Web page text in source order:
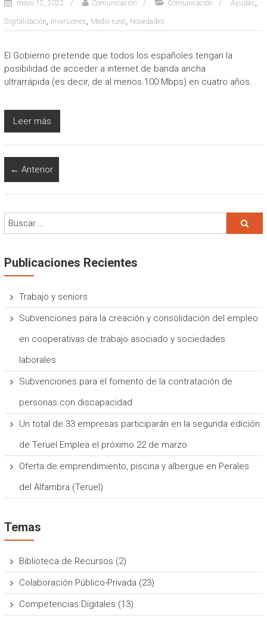
mayo 12, 2022 Comunicación Comunicación Ayudas,
Digitalización, Inversiones, Medio rural , Novedades
El Gobierno pretende que todos los españoles tengan la
posibilidad de acceder a internet de banda ancha
ultrarrápida (es decir, de al menos 100 Mbps) en cuatro años.
Leer más
← Anterior
Publicaciones Recientes
Trabajo y seniors
Subvenciones para la creación y consolidación del empleo
en cooperativas de trabajo asociado y sociedades
laborales
Subvenciones para el fomento de la contratación de
personas con discapacidad
Un total de 33 empresas participarán en la segunda edición
de Teruel Emplea el próximo 22 de marzo
Oferta de emprendimiento, piscina y albergue en Perales
del Alfambra (Teruel)
Temas
Biblioteca de Recursos (2)
Colaboración Público-Privada (23)
Competencias Digitales (13)